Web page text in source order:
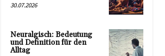
30.07.2026
Neuralgisch: Bedeutung
und Definition für den
Alltag